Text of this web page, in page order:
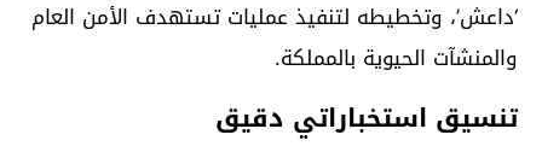
‘داعش’، وتخطيطه لتنفيذ عمليات تستهدف الأمن العام
والمنشآت الحيوية بالمملكة.
تنسيق استخباراتي دقيق